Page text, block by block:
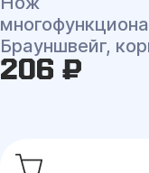
Брауншвейг,
206 ₽